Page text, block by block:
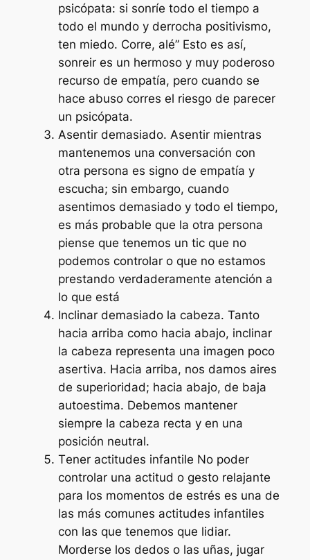
psicópata: si sonríe todo el tiempo a
todo el mundo y derrocha positivismo,
ten miedo. Corre, alé” Esto es así,
sonreir es un hermoso y muy poderoso
recurso de empatía, pero cuando se
hace abuso corres el riesgo de parecer
un psicópata.
Asentir demasiado. Asentir mientras
mantenemos una conversación con
otra persona es signo de empatía y
escucha; sin embargo, cuando
asentimos demasiado y todo el tiempo,
es más probable que la otra persona
piense que tenemos un tic que no
podemos controlar o que no estamos
prestando verdaderamente atención a
lo que está
Inclinar demasiado la cabeza. Tanto
hacia arriba como hacia abajo, inclinar
la cabeza representa una imagen poco
asertiva. Hacia arriba, nos damos aires
de superioridad; hacia abajo, de baja
autoestima. Debemos mantener
siempre la cabeza recta y en una
posición neutral.
Tener actitudes infantile No poder
controlar una actitud o gesto relajante
para los momentos de estrés es una de
las más comunes actitudes infantiles
con las que tenemos que lidiar.
Morderse los dedos o las uñas, jugar